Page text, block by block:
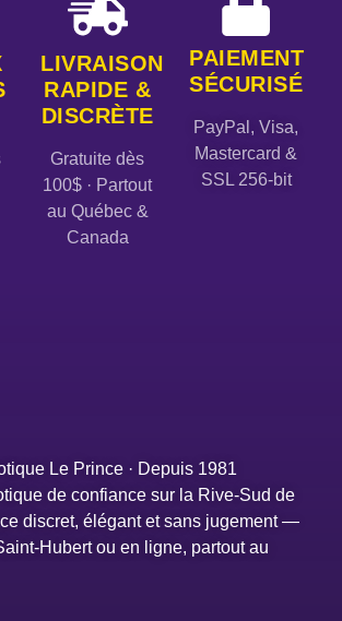
LIVRAISON
RAPIDE &
DISCRÈTE
Gratuite dès
100$ · Partout
au Québec &
Canada
PAIEMENT
SÉCURISÉ
PayPal, Visa,
Mastercard &
SSL 256-bit
Le Prince · Depuis 1981
de confiance sur la Rive-Sud de
discret, élégant et sans jugement —
Hubert ou en ligne, partout au